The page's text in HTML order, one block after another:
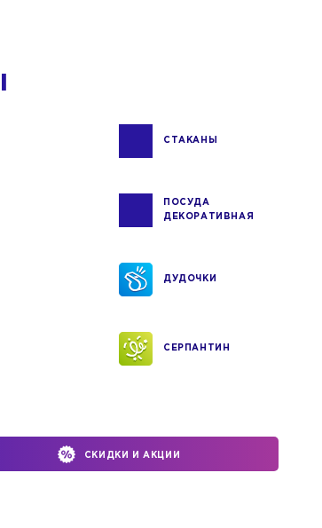
СТАКАНЫ
ПОСУДА
ДЕКОРАТИВНАЯ
ДУДОЧКИ
СЕРПАНТИН
СКИДКИ И АКЦИИ